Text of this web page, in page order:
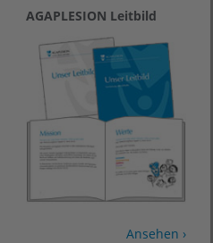
AGAPLESION Leitbild
Ansehen ›